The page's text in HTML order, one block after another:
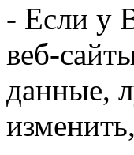
- Если у
веб-
данные,